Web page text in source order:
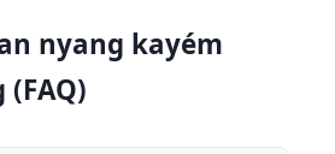
nyang kayém